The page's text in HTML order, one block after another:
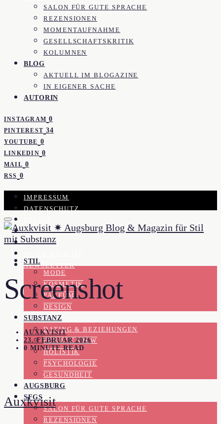
SALON FÜR GUTE SPRACHE
REZENSIONEN
MOMENTAUFNAHME
GESELLSCHAFTSKRITIK
KOLUMNEN
BLOG
AKTUELL IM BLOGAZINE
IN EIGENER SACHE
AUTORIN
INSTAGRAM 0
PINTEREST 34
YOUTUBE 0
LINKEDIN 0
MAIL 0
RSS 0
IMPRESSUM
DATENSCHUTZ
KOOPERATION
KONTAKT
NEWSLETTER
STIL
MODE
KOSMETIK
PARFUM
DESIGN
SUBSTANZ
DATING & BEZIEHUNGEN
FEMALE VIEW
HOLISTIK
PSYCHOLOGIE
GESUNDHEIT
AUGSBURG
SFGS
SALON FÜR GUTE SPRACHE
REZENSIONEN
Screenshot
AUXKVISIT
23. FEBRUAR 2026
0 MINUTE READ
Auxkvisit